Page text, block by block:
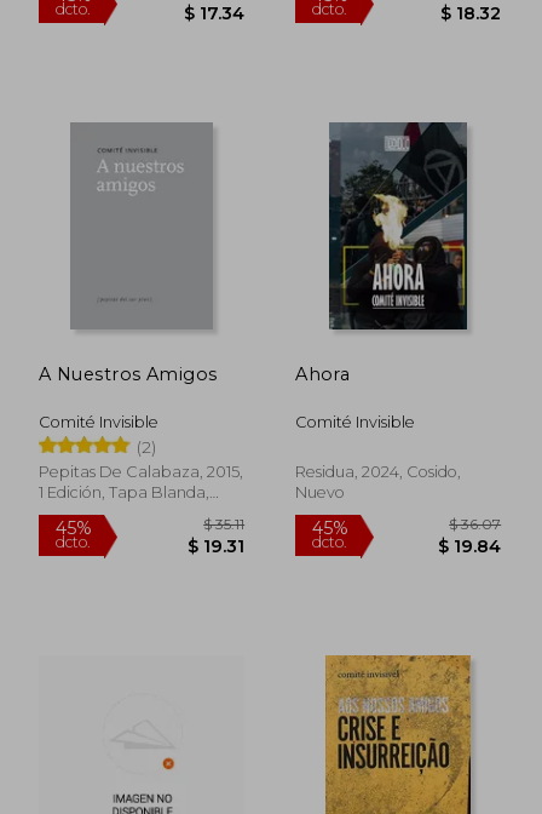
45%
dcto.
45%
dcto.
A Nuestros Amigos
Comité Invisible
(2)
Pepitas De Calabaza, 2015,
1 Edición, Tapa Blanda,
Nuevo
Ahora
Comité Invisible
Residua, 2024, Cosido,
Nuevo
45%
dcto.